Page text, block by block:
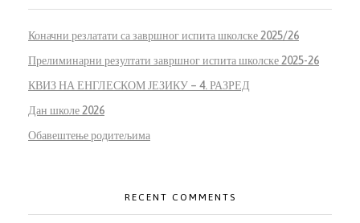
Коначни резлатати са завршног испита школске 2025/26
Прелиминарни резултати завршног испита школске 2025-26
КВИЗ НА ЕНГЛЕСКОМ ЈЕЗИКУ – 4. РАЗРЕД
Дан школе 2026
Обавештење родитељима
RECENT COMMENTS